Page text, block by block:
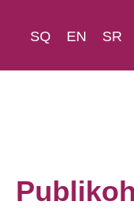
SQ EN SR